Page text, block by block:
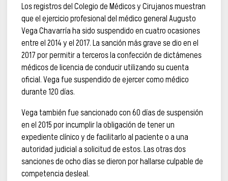
Los registros del Colegio de Médicos y Cirujanos muestran
que el ejercicio profesional del médico general Augusto
Vega Chavarría ha sido suspendido en cuatro ocasiones
entre el 2014 y el 2017. La sanción más grave se dio en el
2017 por permitir a terceros la confección de dictámenes
médicos de licencia de conducir utilizando su cuenta
oficial. Vega fue suspendido de ejercer como médico
durante 120 días.
Vega también fue sancionado con 60 días de suspensión
en el 2015 por incumplir la obligación de tener un
expediente clínico y de facilitarlo al paciente o a una
autoridad judicial a solicitud de estos. Las otras dos
sanciones de ocho días se dieron por hallarse culpable de
competencia desleal.